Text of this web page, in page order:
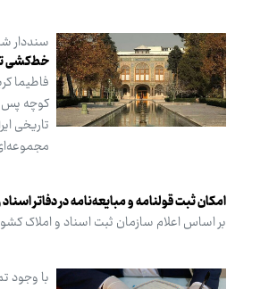
سنددار
خط‌کشی
فاطیما
کوچه‌ پس‌
تاریخی
امکان ثبت قولنامه و مبایعه‌نامه در دفاتر
بر اساس اعلام سازمان ثبت اسناد و املاک
با وجود